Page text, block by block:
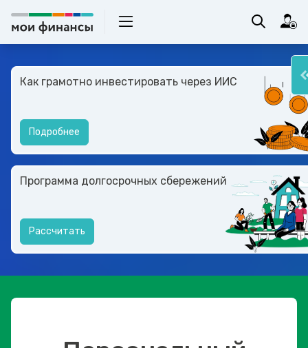
Как грамотно инвестировать через ИИС
Подробнее
Программа долгосрочных сбережений
Рассчитать